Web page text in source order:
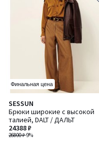
Финальная цена
SESSUN
Брюки широкие с высокой
талией, DALT / ДАЛЬТ
26800 ₽-9%
24388 ₽